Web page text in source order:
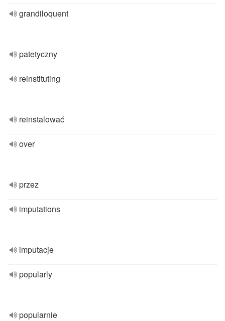
grandiloquent
patetyczny
reinstituting
reinstalować
over
przez
imputations
imputacje
popularly
popularnie